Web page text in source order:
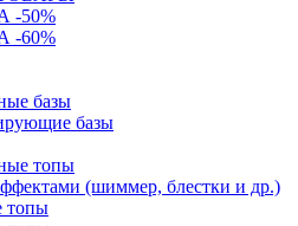
-50%
-60%
базы
базы
топы
(шиммер, блестки и др.)
топы